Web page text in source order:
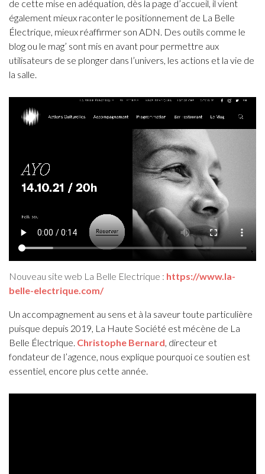
de cette mise en adéquation, dès la page d’accueil, il vient
également mieux raconter le positionnement de La Belle
Électrique, mieux réaffirmer son ADN. Des outils comme le
blog ou le mag’ sont mis en avant pour permettre aux
utilisateurs de se plonger dans l’univers, les actions et la vie de
la salle.
Nouveau site web La Belle Electrique : https://www.la-
belle-electrique.com/
Un accompagnement au sens et à la saveur toute particulière
puisque depuis 2019, La Haute Société est mécène de La
Belle Électrique. Christophe Bernard, directeur et
fondateur de l’agence, nous explique pourquoi ce soutien est
essentiel, encore plus cette année.